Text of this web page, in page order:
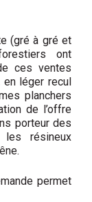
(gré à gré et
ont
ces ventes
en léger recul
planchers
de l’offre
porteur des
les résineux
permet